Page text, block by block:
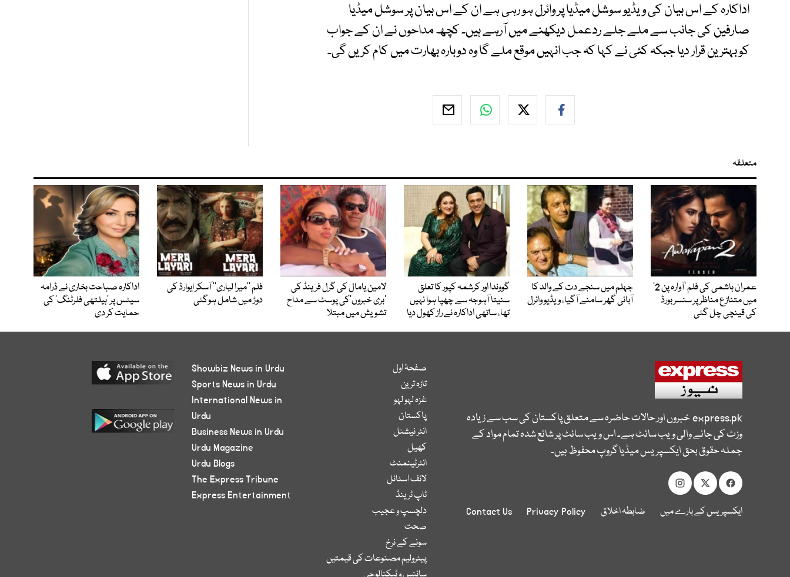
اداکارہ کے اس بیان کی ویڈیو سوشل میڈیا پر وائرل ہو رہی ہے ان کے اس بیان پر سوشل میڈیا
صارفین کی جانب سے ملے جلے ردعمل دیکھنے میں آرہے ہیں۔ کچھ مداحوں نے ان کے جواب
کو بہترین قرار دیا جبکہ کئی نے کہا کہ جب انہیں موقع ملے گا وہ دوبارہ بھارت میں کام کریں گی۔
متعلقہ
عمران ہاشمی کی فلم ’آوارہ پن 2‘
میں متنازع مناظر پر سنسر بورڈ
کی قینچی چل گئی
جہلم میں سنجے دت کے والد کا
آبائی گھر سامنے آگیا، ویڈیو وائرل
گووندا اور کرشمہ کپور کا تعلق
سنیتا آہوجہ سے چھپا ہوا نہیں
تھا، ساتھی اداکارہ نے راز کھول دیا
لامین یامال کی گرل فرینڈ کی
’بری خبروں‘کی پوسٹ سے مداح
تشویش میں مبتلا
فلم ’’میرا لیاری‘‘ آسکر ایوارڈ کی
دوڑ میں شامل ہوگئی
اداکارہ صباحت بخاری نے ڈرامہ
سیٹس پر ’ہیلتھی فلرٹنگ‘ کی
حمایت کر دی
express.pkخبروں اور حالات حاضرہ سے متعلق پاکستان کی سب سے زیادہ
وزٹ کی جانے والی ویب سائٹ ہے۔ اس ویب سائٹ پر شائع شدہ تمام مواد کے
جملہ حقوق بحق ایکسپریس میڈیا گروپ محفوظ ہیں۔
ایکسپریس کے بارے میں ضابطہ اخلاق Privacy Policy
Contact Us
صفحۂ اول
تازہ ترین
غزہ لہو لہو
پاکستان
انٹر نیشنل
کھیل
انٹرٹینمنٹ
لائف اسٹائل
ٹاپ ٹرینڈ
دلچسپ و عجیب
صحت
سونے کے نرخ
پیٹرولیم مصنوعات کی قیمتیں
Showbiz News in Urdu
Sports News in Urdu
International News in
Urdu
Business News in Urdu
Urdu Magazine
Urdu Blogs
The Express Tribune
Express Entertainment